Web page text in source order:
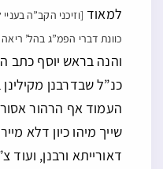
למאוד [וזיכני הקב”ה
כוונת דברי הפמ”ג בהל’
והנה בראש יוסף כתב
כנ”ל שבדרבנן
העמוד אף הרהור אסור
שייך מיהו כיון דלא
דאורייתא ורבנן,